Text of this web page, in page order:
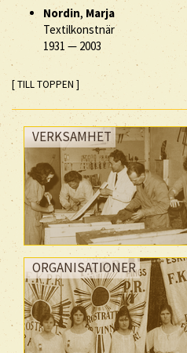
Nordin, Marja
Textilkonstnär
1931 — 2003
[ TILL TOPPEN ]
VERKSAMHET
ORGANISATIONER